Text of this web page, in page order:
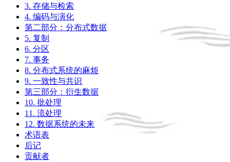
3. 存储与检索
4. 编码与演化
第二部分：分布式数据
5. 复制
6. 分区
7. 事务
8. 分布式系统的麻烦
9. 一致性与共识
第三部分：衍生数据
10. 批处理
11. 流处理
12. 数据系统的未来
术语表
后记
贡献者